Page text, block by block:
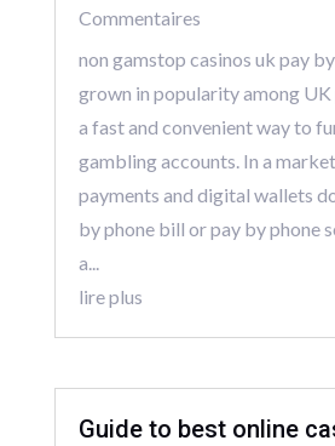
Commentaires
non gamstop casinos uk pay
grown in popularity among
a fast and convenient way to
gambling accounts. In a
payments and digital wallets
by phone bill or pay by phone
a...
lire plus
Guide to best online